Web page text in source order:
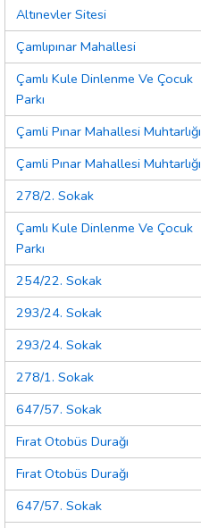
Altınevler Sitesi
Çamlıpınar Mahallesi
Çamlı Kule Dinlenme Ve Çocuk
Parkı
Çamli Pınar Mahallesi Muhtarlığı
Çamli Pınar Mahallesi Muhtarlığı
278/2. Sokak
Çamlı Kule Dinlenme Ve Çocuk
Parkı
254/22. Sokak
293/24. Sokak
293/24. Sokak
278/1. Sokak
647/57. Sokak
Fırat Otobüs Durağı
Fırat Otobüs Durağı
647/57. Sokak